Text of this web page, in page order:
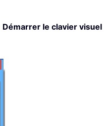
Démarrer le clavier visuel